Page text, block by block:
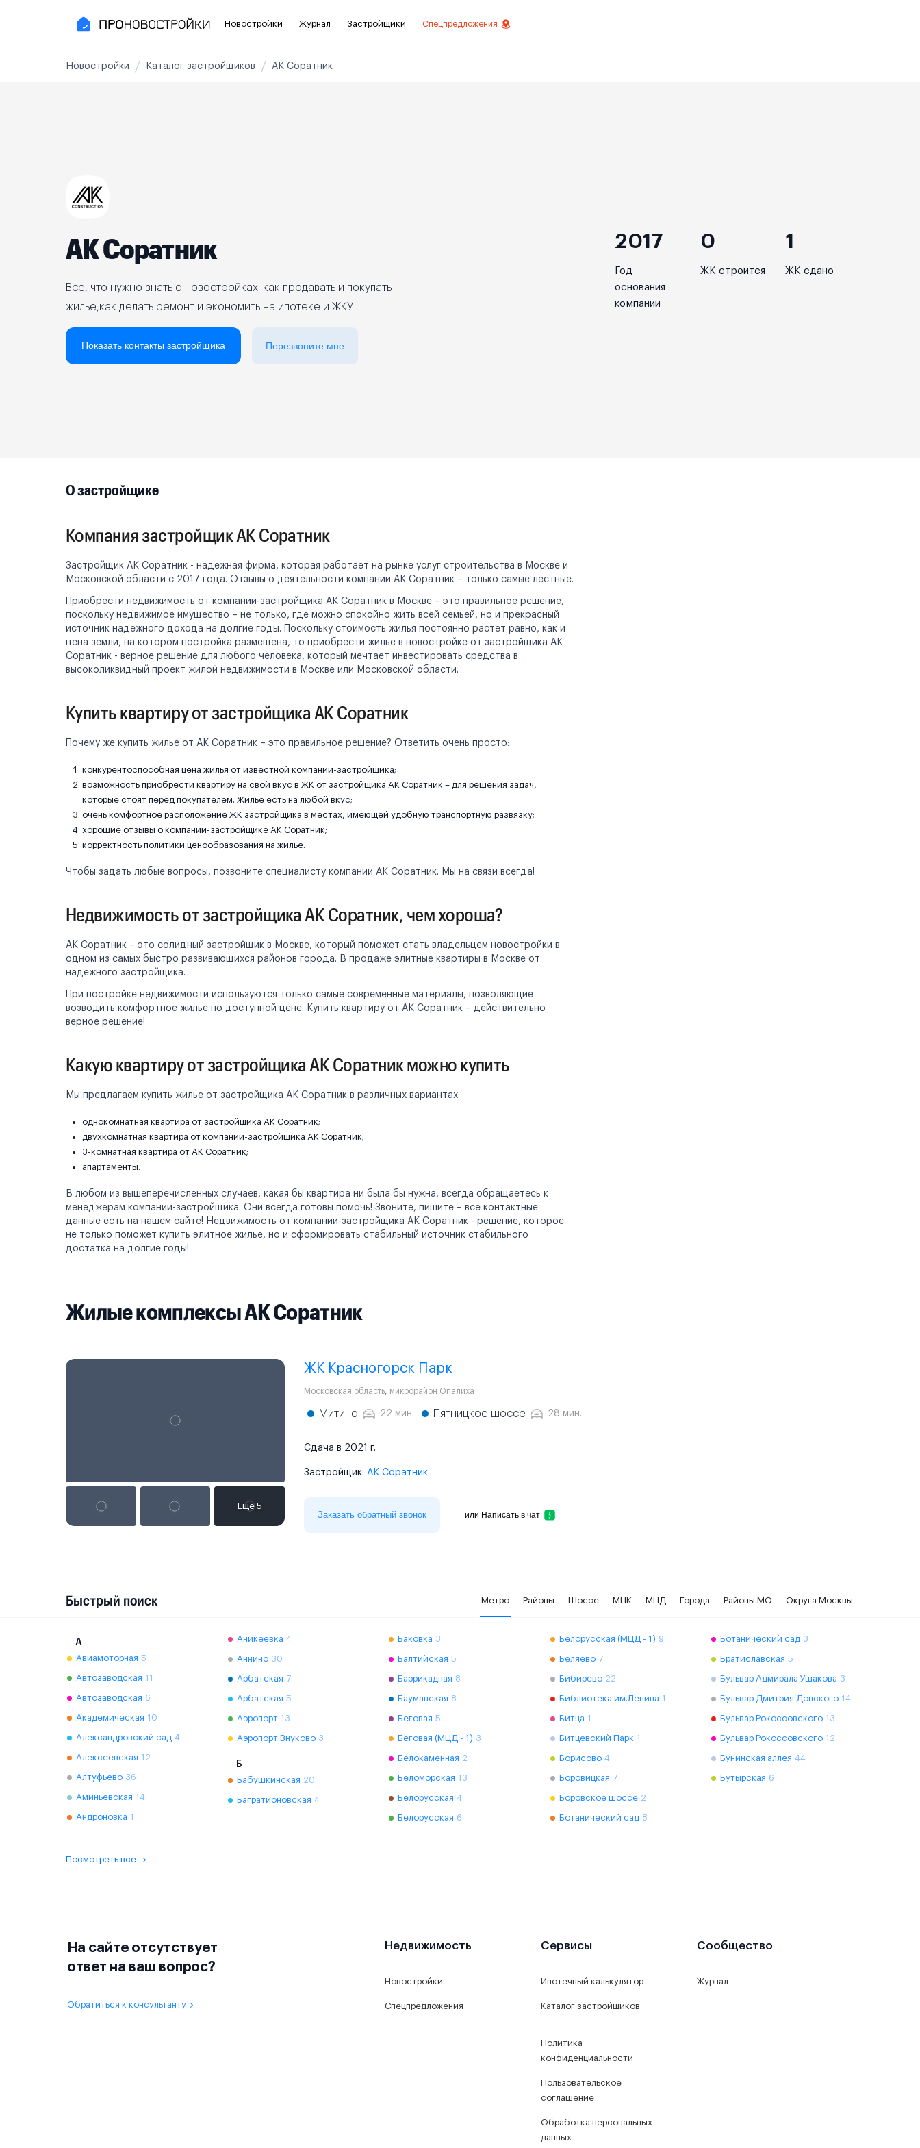
Новостройки
Рядом с МЦК
На карте
Реклама на сайте
Журнал Застройщики Спецпредложения
Новостройки Каталог застройщиков АК Соратник
АК Соратник
Все, что нужно знать о новостройках: как продавать и покупать
жилье,как делать ремонт и экономить на ипотеке и ЖКУ
Показать контакты застройщика Перезвоните мне
2017
Год
основания
компании
0
ЖК строится
1
ЖК сдано
О застройщике
Компания застройщик АК Соратник
Застройщик АК Соратник - надежная фирма, которая работает на рынке услуг строительства в Москве и
Московской области с 2017 года. Отзывы о деятельности компании АК Соратник – только самые лестные.
Приобрести недвижимость от компании-застройщика АК Соратник в Москве – это правильное решение,
поскольку недвижимое имущество – не только, где можно спокойно жить всей семьей, но и прекрасный
источник надежного дохода на долгие годы. Поскольку стоимость жилья постоянно растет равно, как и
цена земли, на котором постройка размещена, то приобрести жилье в новостройке от застройщика АК
Соратник - верное решение для любого человека, который мечтает инвестировать средства в
высоколиквидный проект жилой недвижимости в Москве или Московской области.
Купить квартиру от застройщика АК Соратник
Почему же купить жилье от АК Соратник – это правильное решение? Ответить очень просто:
конкурентоспособная цена жилья от известной компании-застройщика;
возможность приобрести квартиру на свой вкус в ЖК от застройщика АК Соратник – для решения задач,
которые стоят перед покупателем. Жилье есть на любой вкус;
очень комфортное расположение ЖК застройщика в местах, имеющей удобную транспортную развязку;
хорошие отзывы о компании-застройщике АК Соратник;
корректность политики ценообразования на жилье.
Чтобы задать любые вопросы, позвоните специалисту компании АК Соратник. Мы на связи всегда!
Недвижимость от застройщика АК Соратник, чем хороша?
АК Соратник – это солидный застройщик в Москве, который поможет стать владельцем новостройки в
одном из самых быстро развивающихся районов города. В продаже элитные квартиры в Москве от
надежного застройщика.
При постройке недвижимости используются только самые современные материалы, позволяющие
возводить комфортное жилье по доступной цене. Купить квартиру от АК Соратник – действительно
верное решение!
Какую квартиру от застройщика АК Соратник можно купить
Мы предлагаем купить жилье от застройщика АК Соратник в различных вариантах:
однокомнатная квартира от застройщика АК Соратник;
двухкомнатная квартира от компании-застройщика АК Соратник;
3-комнатная квартира от АК Соратник;
апартаменты.
В любом из вышеперечисленных случаев, какая бы квартира ни была бы нужна, всегда обращаетесь к
менеджерам компании-застройщика. Они всегда готовы помочь! Звоните, пишите – все контактные
данные есть на нашем сайте! Недвижимость от компании-застройщика АК Соратник - решение, которое
не только поможет купить элитное жилье, но и сформировать стабильный источник стабильного
достатка на долгие годы!
Жилые комплексы АК Соратник
ЖК Красногорск Парк
Московская область, микрорайон Опалиха
Митино 22 мин. Пятницкое шоссе 28 мин.
Сдача в 2021 г.
Застройщик: АК Соратник
Заказать обратный звонок или Написать в чат
Быстрый поиск Метро Районы Шоссе МЦК МЦД Города Районы МО Округа Москвы
А
Авиамоторная 5
Автозаводская 11
Автозаводская 6
Академическая 10
Александровский сад 4
Алексеевская 12
Алтуфьево 36
Аминьевская 14
Андроновка 1
Аникеевка 4
Аннино 30
Арбатская 7
Арбатская 5
Аэропорт 13
Аэропорт Внуково 3
Б
Бабушкинская 20
Багратионовская 4
Баковка 3
Балтийская 5
Баррикадная 8
Бауманская 8
Беговая 5
Беговая (МЦД - 1) 3
Белокаменная 2
Беломорская 13
Белорусская 4
Белорусская 6
Белорусская (МЦД - 1) 9
Беляево 7
Бибирево 22
Библиотека им.Ленина 1
Битца 1
Битцевский Парк 1
Борисово 4
Боровицкая 7
Боровское шоссе 2
Ботанический сад 8
Ботанический сад 3
Братиславская 5
Бульвар Адмирала Ушакова 3
Бульвар Дмитрия Донского 14
Бульвар Рокоссовского 13
Бульвар Рокоссовского 12
Бунинская аллея 44
Бутырская 6
Посмотреть все
На сайте отсутствует
ответ на ваш вопрос?
Обратиться к консультанту
Недвижимость
Новостройки
Спецпредложения
Сервисы
Ипотечный калькулятор
Каталог застройщиков
Политика
конфиденциальности
Пользовательское
соглашение
Обработка персональных
данных
Сообщество
Журнал